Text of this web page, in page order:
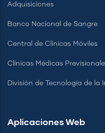
Adquisiciones
Banco Nacional de Sangre
Central de Clínicas Móviles
Clínicas Médicas
División de Tecnología de
Aplicaciones Web